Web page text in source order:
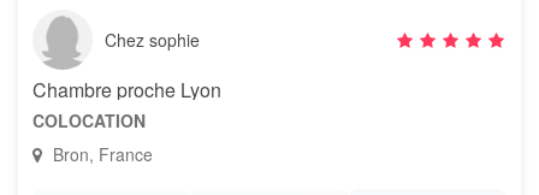
Chez sophie
Chambre proche Lyon
COLOCATION
Bron, France